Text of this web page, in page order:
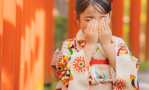
詳しく見る
プランを相談する